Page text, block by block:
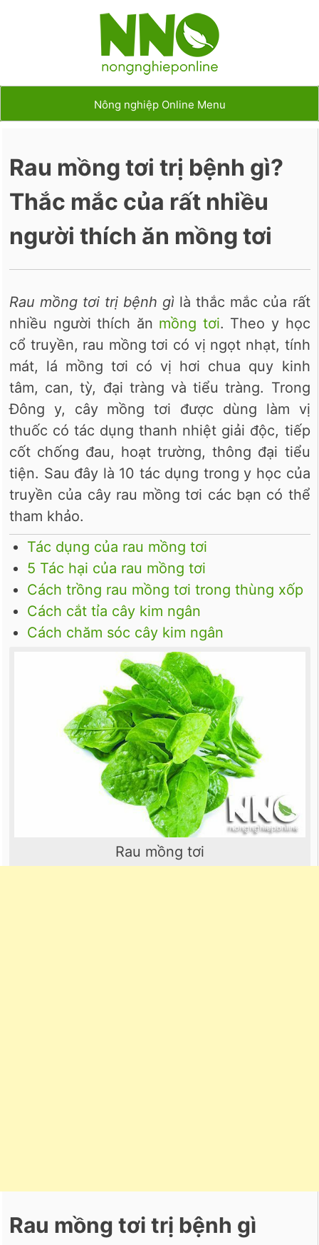
Nông nghiệp Online Menu
Rau mồng tơi trị bệnh gì?
Thắc mắc của rất nhiều
người thích ăn mồng tơi
Rau mồng tơi trị bệnh gì là thắc mắc của rất
nhiều người thích ăn mồng tơi. Theo y học
cổ truyền, rau mồng tơi có vị ngọt nhạt, tính
mát, lá mồng tơi có vị hơi chua quy kinh
tâm, can, tỳ, đại tràng và tiểu tràng. Trong
Đông y, cây mồng tơi được dùng làm vị
thuốc có tác dụng thanh nhiệt giải độc, tiếp
cốt chống đau, hoạt trường, thông đại tiểu
tiện. Sau đây là 10 tác dụng trong y học của
truyền của cây rau mồng tơi các bạn có thể
tham khảo.
Tác dụng của rau mồng tơi
5 Tác hại của rau mồng tơi
Cách trồng rau mồng tơi trong thùng xốp
Cách cắt tỉa cây kim ngân
Cách chăm sóc cây kim ngân
Rau mồng tơi
Rau mồng tơi trị bệnh gì